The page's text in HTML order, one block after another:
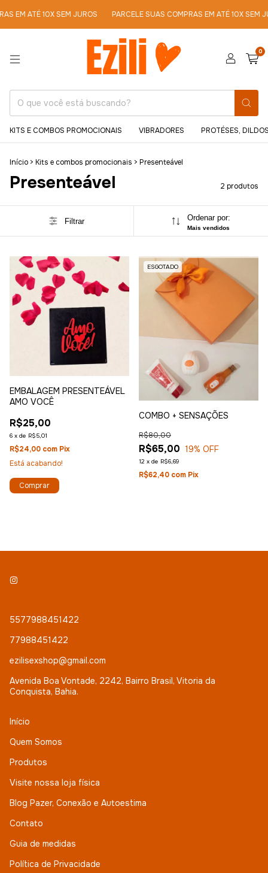
EM ATÉ 10X SEM JUROS PARCELE SUAS COMPRAS EM ATÉ 10X SEM
0
KITS E COMBOS PROMOCIONAIS VIBRADORES PROTÉSES,
Início > Kits e combos promocionais > Presenteável
Presenteável 2 produtos
Filtrar Ordenar por:
Mais vendidos
EMBALAGEM PRESENTEÁVEL
AMO VOCÊ
R$25,00
6 x de R$5,01
R$24,00 com Pix
Está acabando!
ESGOTADO
COMBO + SENSAÇÕES
R$65,00
R$80,00
19% OFF
12 x de R$6,69
R$62,40 com Pix
5577988451422
77988451422
ezilisexshop@gmail.com
Avenida Boa Vontade, 2242, Bairro Brasil, Vitoria da
Conquista, Bahia.
Início
Quem Somos
Produtos
Visite nossa loja física
Blog Pazer, Conexão e Autoestima
Contato
Guia de medidas
Política de Privacidade